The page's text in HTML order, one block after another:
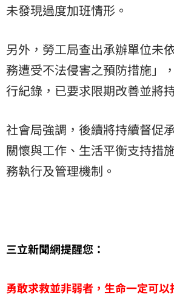
未發現過度加班情形。
另外，勞工局查出承辦單位未
務遭受不法侵害之預防措施」
行紀錄，已要求限期改善並將
社會局強調，後續將持續督促
關懷與工作、生活平衡支持措
務執行及管理機制。
三立新聞網提醒您：
勇敢求救並非弱者，生命一定可以